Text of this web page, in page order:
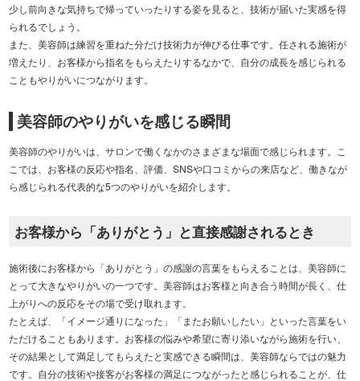
少し前向きな気持ちで帰っていったりする姿を見ると、技術が届いた実感を得
られるでしょう。
また、美容師は練習を重ねた分だけ技術力が伸びる仕事です。任される施術が
増えたり、お客様から指名をもらえたりするなかで、自分の成長を感じられる
こともやりがいにつながります。
美容師のやりがいを感じる瞬間
美容師のやりがいは、サロンで働くなかのさまざまな場面で感じられます。こ
こでは、お客様の反応や指名、評価、SNSや口コミからの来店など、働きなが
ら感じられる代表的な5つのやりがいを紹介します。
お客様から「ありがとう」と直接感謝されるとき
施術後にお客様から「ありがとう」の感謝の言葉をもらえることは、美容師に
とって大きなやりがいの一つです。美容師はお客様と向き合う時間が長く、仕
上がりへの反応をその場で受け取れます。
たとえば、「イメージ通りになった」「またお願いしたい」といった言葉をい
ただけることもあります。お客様の悩みや希望に寄り添いながら施術を行い、
その結果として満足してもらえたと実感できる瞬間は、美容師ならではの魅力
です。自分の技術や接客がお客様の満足につながったと感じられることが、仕